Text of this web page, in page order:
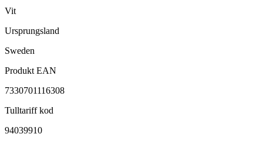
Vit
Ursprungsland
Sweden
Produkt EAN
7330701116308
Tulltariff kod
94039910